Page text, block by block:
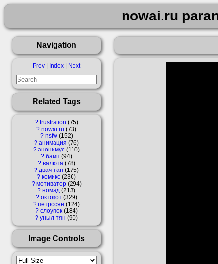
nowai.ru
Navigation
Prev Index Next
Related Tags
? frustration 75
? nowai.ru 73
? nsfw 152
? анимация 76
? анонимус 110
? бамп 94
? валюта 78
? двач-тан
175
? комикс 236
? мотиватор 294
? номад 213
? октокот 329
? петросян
124
? слоупок 184
? уныл-тян 90
Image Controls